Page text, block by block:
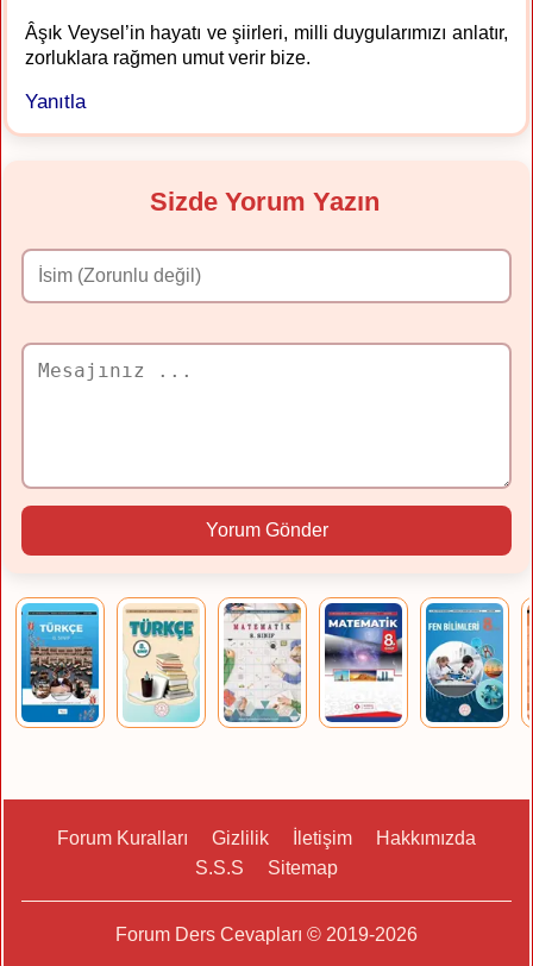
Âşık Veysel’in hayatı ve şiirleri, milli duygularımızı anlatır,
zorluklara rağmen umut verir bize.
Yanıtla
Sizde Yorum Yazın
Yorum Gönder
Forum Kuralları Gizlilik İletişim
Hakkımızda
S.S.S
Sitemap
Forum Ders Cevapları © 2019-2026